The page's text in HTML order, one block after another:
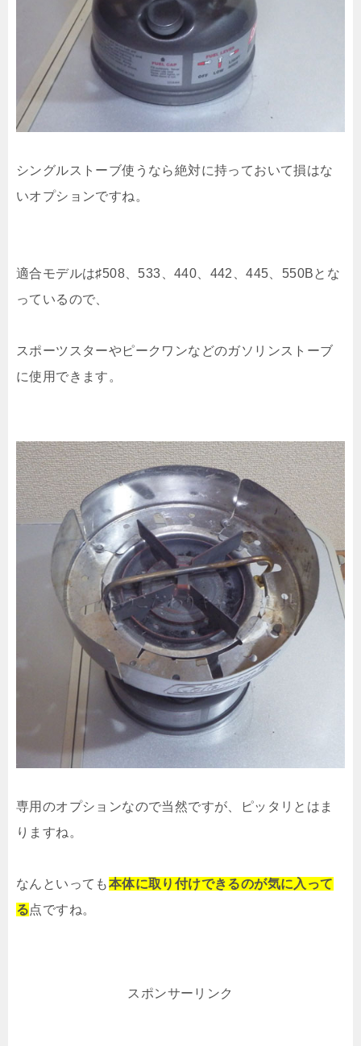
シングルストーブ使うなら絶対に持っておいて損はな
いオプションですね。
適合モデルは♯508、533、440、442、445、550Bとな
っているので、
スポーツスターやピークワンなどのガソリンストーブ
に使用できます。
専用のオプションなので当然ですが、ピッタリとはま
りますね。
なんといっても本体に取り付けできるのが気に入って
る点ですね。
スポンサーリンク